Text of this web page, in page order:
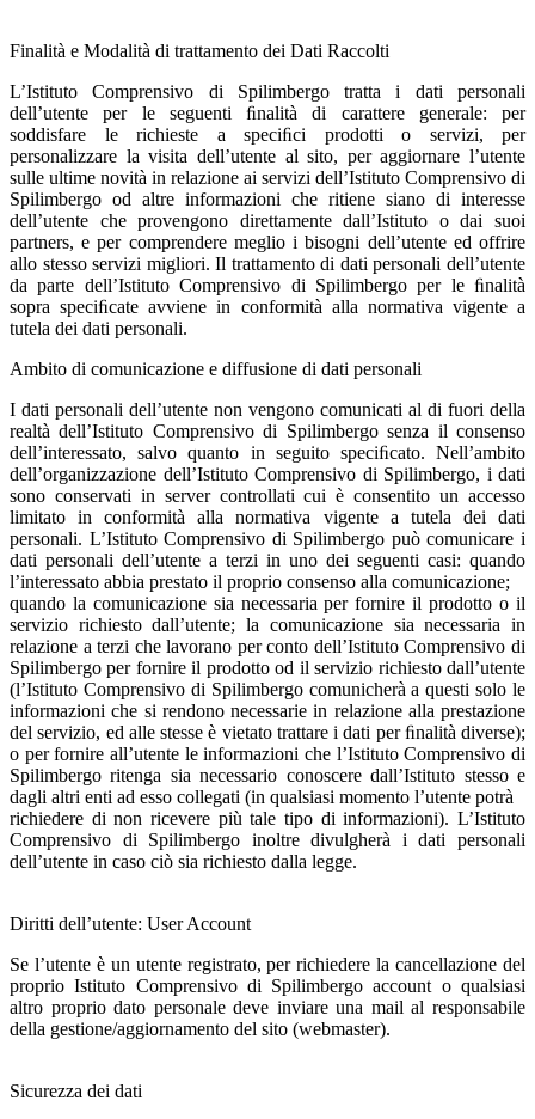
Finalità e Modalità di trattamento dei Dati Raccolti
L’Istituto Comprensivo di Spilimbergo tratta i dati personali
dell’utente per le seguenti ﬁnalità di carattere generale: per
soddisfare le richieste a speciﬁci prodotti o servizi, per
personalizzare la visita dell’utente al sito, per aggiornare l’utente
sulle ultime novità in relazione ai servizi dell’Istituto Comprensivo di
Spilimbergo od altre informazioni che ritiene siano di interesse
dell’utente che provengono direttamente dall’Istituto o dai suoi
partners, e per comprendere meglio i bisogni dell’utente ed offrire
allo stesso servizi migliori. Il trattamento di dati personali dell’utente
da parte dell’Istituto Comprensivo di Spilimbergo per le ﬁnalità
sopra speciﬁcate avviene in conformità alla normativa vigente a
tutela dei dati personali.
Ambito di comunicazione e diffusione di dati personali
I dati personali dell’utente non vengono comunicati al di fuori della
realtà dell’Istituto Comprensivo di Spilimbergo senza il consenso
dell’interessato, salvo quanto in seguito speciﬁcato. Nell’ambito
dell’organizzazione dell’Istituto Comprensivo di Spilimbergo, i dati
sono conservati in server controllati cui è consentito un accesso
limitato in conformità alla normativa vigente a tutela dei dati
personali. L’Istituto Comprensivo di Spilimbergo può comunicare i
dati personali dell’utente a terzi in uno dei seguenti casi: quando
l’interessato abbia prestato il proprio consenso alla comunicazione;
quando la comunicazione sia necessaria per fornire il prodotto o il
servizio richiesto dall’utente; la comunicazione sia necessaria in
relazione a terzi che lavorano per conto dell’Istituto Comprensivo di
Spilimbergo per fornire il prodotto od il servizio richiesto dall’utente
(l’Istituto Comprensivo di Spilimbergo comunicherà a questi solo le
informazioni che si rendono necessarie in relazione alla prestazione
del servizio, ed alle stesse è vietato trattare i dati per ﬁnalità diverse);
o per fornire all’utente le informazioni che l’Istituto Comprensivo di
Spilimbergo ritenga sia necessario conoscere dall’Istituto stesso e
dagli altri enti ad esso collegati (in qualsiasi momento l’utente potrà
richiedere di non ricevere più tale tipo di informazioni). L’Istituto
Comprensivo di Spilimbergo inoltre divulgherà i dati personali
dell’utente in caso ciò sia richiesto dalla legge.
Diritti dell’utente: User Account
Se l’utente è un utente registrato, per richiedere la cancellazione del
proprio Istituto Comprensivo di Spilimbergo account o qualsiasi
altro proprio dato personale deve inviare una mail al responsabile
della gestione/aggiornamento del sito (webmaster).
Sicurezza dei dati